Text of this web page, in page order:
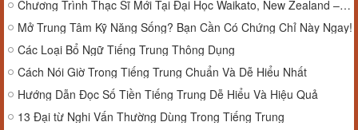
Chương Trình Thạc Sĩ Mới Tại Đại Học Waikato, New Zealand – Khai Giảng Tháng 3/2026 Và Cơ Hội Định Cư Lâu Dài
Mở Trung Tâm Kỹ Năng Sống? Bạn Cần Có Chứng Chỉ Này Ngay!
Các Loại Bổ Ngữ Tiếng Trung Thông Dụng
Cách Nói Giờ Trong Tiếng Trung Chuẩn Và Dễ Hiểu Nhất
Hướng Dẫn Đọc Số Tiền Tiếng Trung Dễ Hiểu Và Hiệu Quả
13 Đại từ Nghi Vấn Thường Dùng Trong Tiếng Trung